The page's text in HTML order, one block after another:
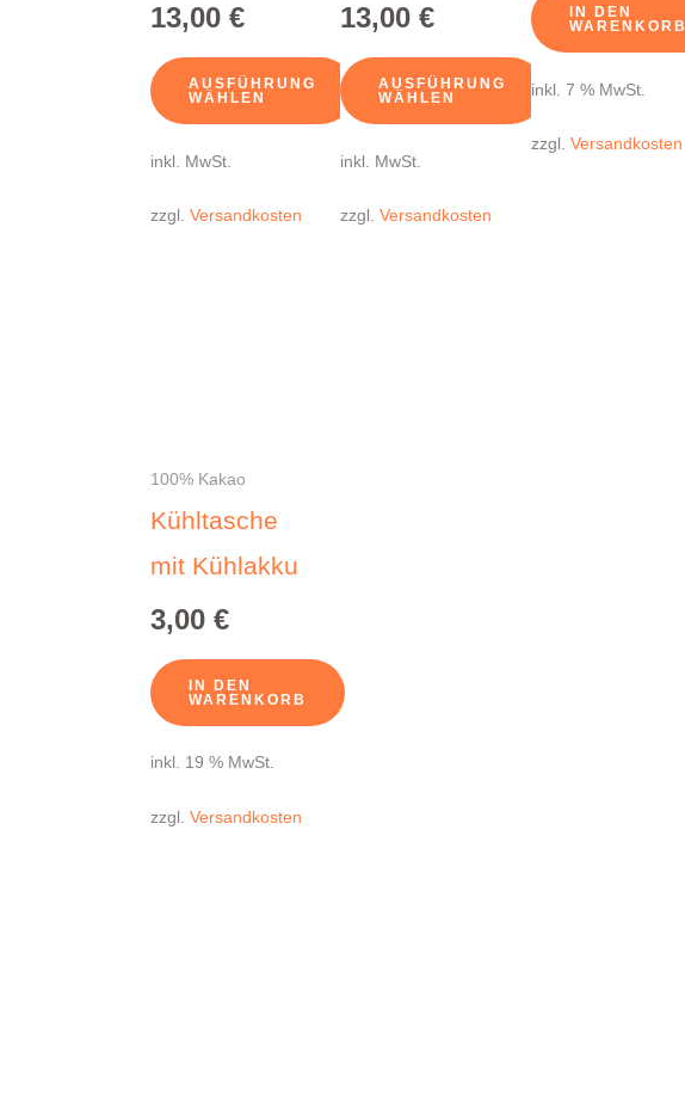
13,00 €
AUSFÜHRUNG
WÄHLEN
inkl. MwSt.
zzgl. Versandkosten
13,00€
AUSFÜHRUNG
WÄHLEN
inkl. MwSt.
zzgl.Versandkosten
IN DEN
WARENKORB
inkl. 7 % MwSt.
zzgl. Versandkosten
100% Kakao
Kühltasche
mit Kühlakku
3,00 €
IN DEN
WARENKORB
inkl. 19 % MwSt.
zzgl. Versandkosten